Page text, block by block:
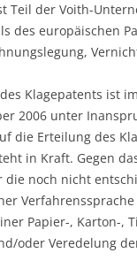
Teil der Voith-
des europäischen
Klagepatents ist
2006 unter
die Erteilung des
in Kraft. Gegen
die noch nicht
Papier-, Karton-,
oder Veredelung